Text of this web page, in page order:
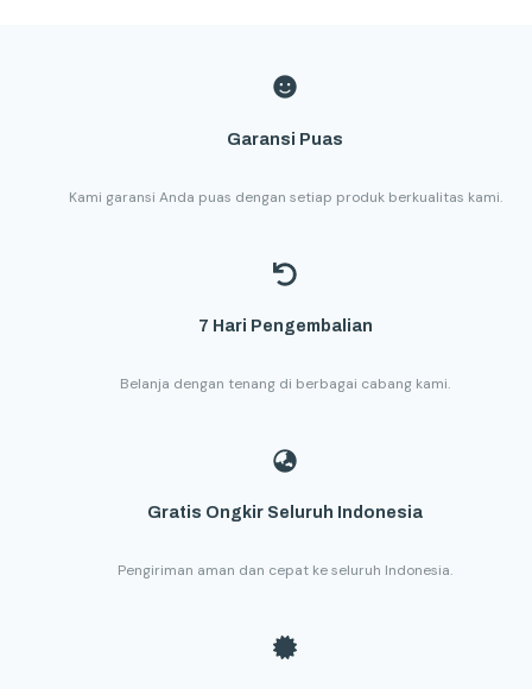
Garansi Puas
Kami garansi Anda puas dengan setiap produk berkualitas kami.
7 Hari Pengembalian
Belanja dengan tenang di berbagai cabang kami.
Gratis Ongkir Seluruh Indonesia
Pengiriman aman dan cepat ke seluruh Indonesia.